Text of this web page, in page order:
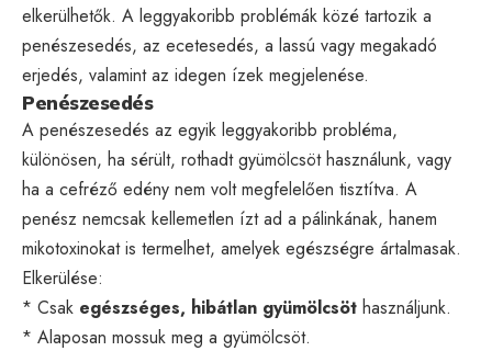
elkerülhetők. A leggyakoribb problémák közé tartozik a
penészesedés, az ecetesedés, a lassú vagy megakadó
erjedés, valamint az idegen ízek megjelenése.
Penészesedés
A penészesedés az egyik leggyakoribb probléma,
különösen, ha sérült, rothadt gyümölcsöt használunk, vagy
ha a cefréző edény nem volt megfelelően tisztítva. A
penész nemcsak kellemetlen ízt ad a pálinkának, hanem
mikotoxinokat is termelhet, amelyek egészségre ártalmasak.
Elkerülése:
* Csak egészséges, hibátlan gyümölcsöt használjunk.
* Alaposan mossuk meg a gyümölcsöt.